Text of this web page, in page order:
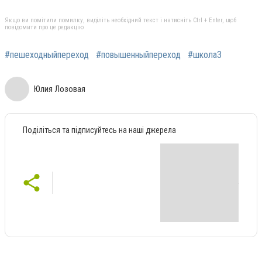
Якщо ви помітили помилку, виділіть необхідний текст і натисніть Ctrl + Enter, щоб
повідомити про це редакцію
#пешеходныйпереход #повышенныйпереход #школа3
Юлия Лозовая
Поділіться та підписуйтесь на наші джерела